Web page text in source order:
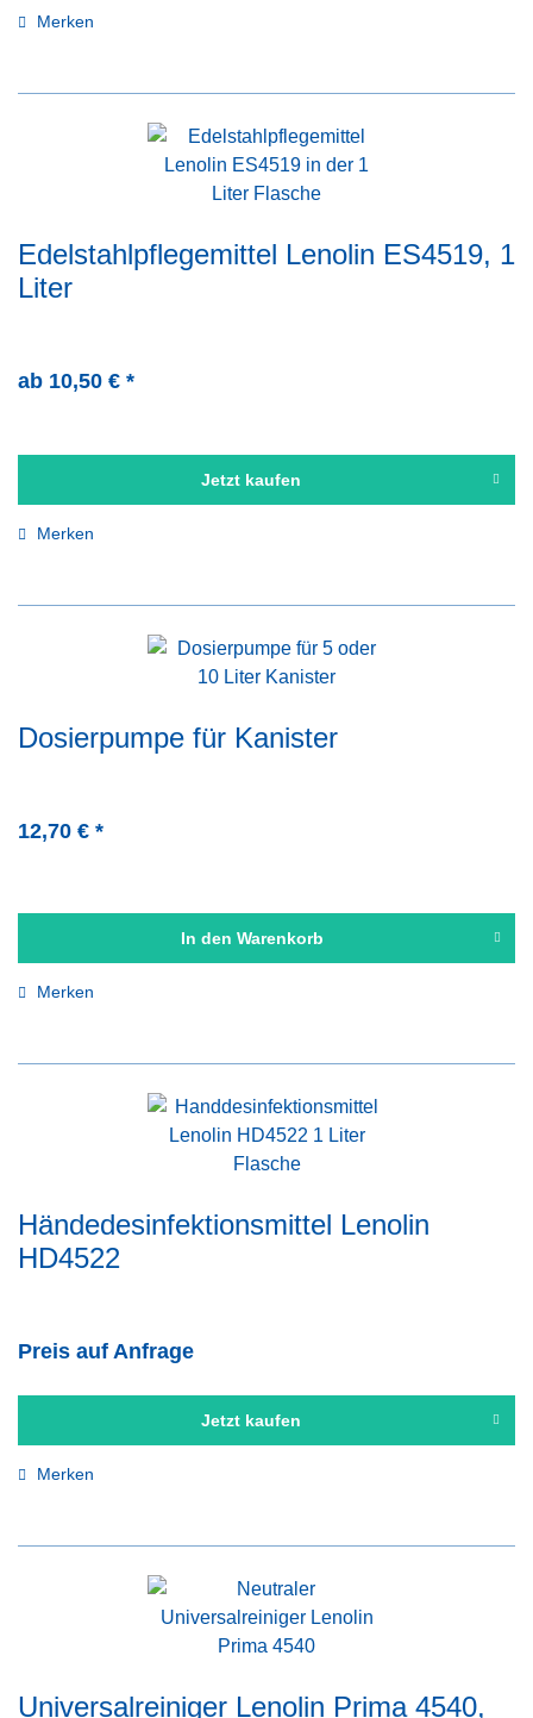
Merken
Edelstahlpflegemittel Lenolin ES4519, 1
Liter
ab 10,50 € *
Jetzt kaufen
Merken
Dosierpumpe für Kanister
12,70 € *
In den Warenkorb
Merken
Händedesinfektionsmittel Lenolin
HD4522
Preis auf Anfrage
Jetzt kaufen
Merken
Universalreiniger Lenolin Prima 4540,